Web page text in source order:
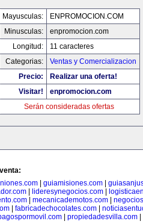
Mayusculas:
ENPROMOCION.COM
Minusculas:
enpromocion.com
Longitud:
11 caracteres
Categorias:
Ventas y Comercializacion
Precio:
Realizar una oferta!
Visitar!
enpromocion.com
Serán consideradas ofertas
guiamisiones.com
lideresynegocios.com
mecanicademotos.com
fabricadechocolates.com
| propiedadesvilla.com|